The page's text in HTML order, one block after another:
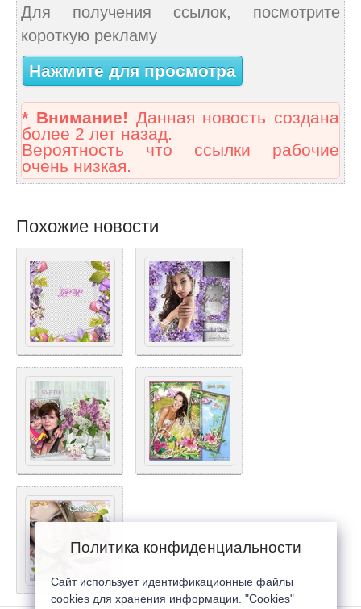
Для получения ссылок, посмотрите
короткую рекламу
Нажмите для просмотра
* Внимание! Данная новость создана
более 2 лет назад.
Вероятность что ссылки рабочие
очень низкая.
Похожие новости
Политика конфиденциальности
Сайт использует идентификационные файлы
cookies для хранения информации. "Cookies"